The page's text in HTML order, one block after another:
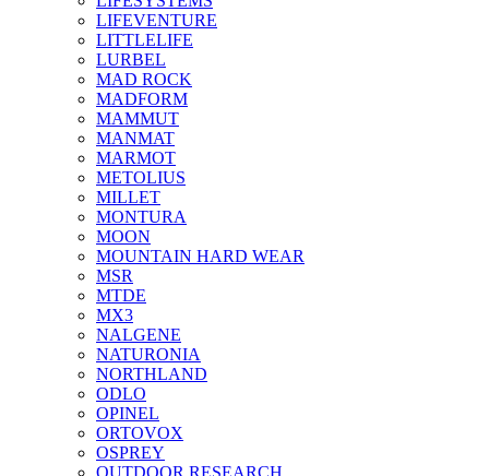
LIFEVENTURE
LITTLELIFE
LURBEL
MAD ROCK
MADFORM
MAMMUT
MANMAT
MARMOT
METOLIUS
MILLET
MONTURA
MOON
MOUNTAIN HARD WEAR
MSR
MTDE
MX3
NALGENE
NATURONIA
NORTHLAND
ODLO
OPINEL
ORTOVOX
OSPREY
OUTDOOR RESEARCH